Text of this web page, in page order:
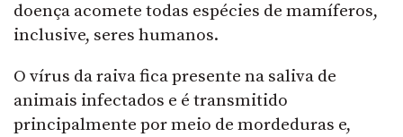
doença acomete todas espécies de mamíferos,
inclusive, seres humanos.
O vírus da raiva fica presente na saliva de
animais infectados e é transmitido
principalmente por meio de mordeduras e,